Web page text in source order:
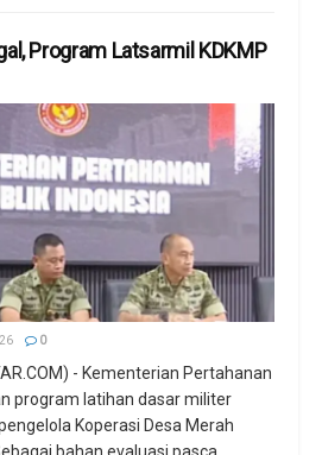
Program Latsarmil KDKMP
0
- Kementerian Pertahanan
program latihan dasar militer
Koperasi Desa Merah